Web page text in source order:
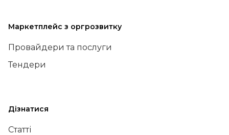
Маркетплейс з оргрозвитку
Провайдери та послуги
Тендери
Дізнатися
Статті